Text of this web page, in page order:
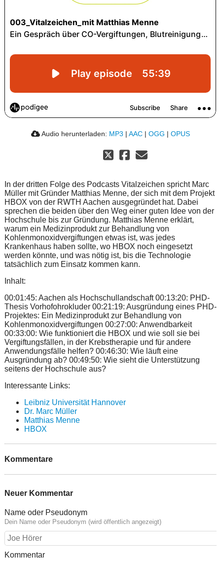
Audio herunterladen: MP3 | AAC | OGG | OPUS
In der dritten Folge des Podcasts Vitalzeichen spricht Marc
Müller mit Gründer Matthias Menne, der sich mit dem Projekt
HBOX von der RWTH Aachen ausgegründet hat. Dabei
sprechen die beiden über den Weg einer guten Idee von der
Hochschule bis zur Gründung. Matthias Menne erklärt,
warum ein Medizinprodukt zur Behandlung von
Kohlenmonoxidvergiftungen etwas ist, was jedes
Krankenhaus haben sollte, wo HBOX noch eingesetzt
werden könnte, und was nötig ist, bis die Technologie
tatsächlich zum Einsatz kommen kann.
Inhalt:
00:01:45: Aachen als Hochschullandschaft 00:13:20: PHD-
Thesis Vorhofohrokluder 00:21:19: Ausgründung eines PHD-
Projektes: Ein Medizinprodukt zur Behandlung von
Kohlenmonoxidvergiftungen 00:27:00: Anwendbarkeit
00:33:00: Wie funktioniert die HBOX und wie soll sie bei
Vergiftungsfällen, in der Krebstherapie und für andere
Anwendungsfälle helfen? 00:46:30: Wie läuft eine
Ausgründung ab? 00:49:50: Wie sieht die Unterstützung
seitens der Hochschule aus?
Interessante Links:
Leibniz Universität Hannover
Dr. Marc Müller
Matthias Menne
HBOX
Kommentare
Neuer Kommentar
Name oder Pseudonym
Dein Name oder Pseudonym (wird öffentlich angezeigt)
Kommentar